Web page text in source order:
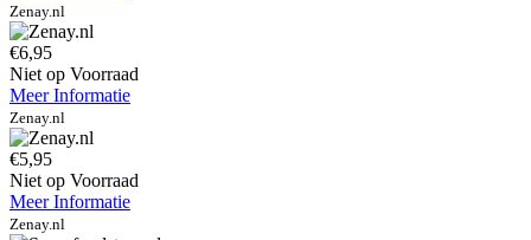
Zenay.nl
€6,95
Niet op Voorraad
Meer Informatie
Zenay.nl
€5,95
Niet op Voorraad
Meer Informatie
Zenay.nl